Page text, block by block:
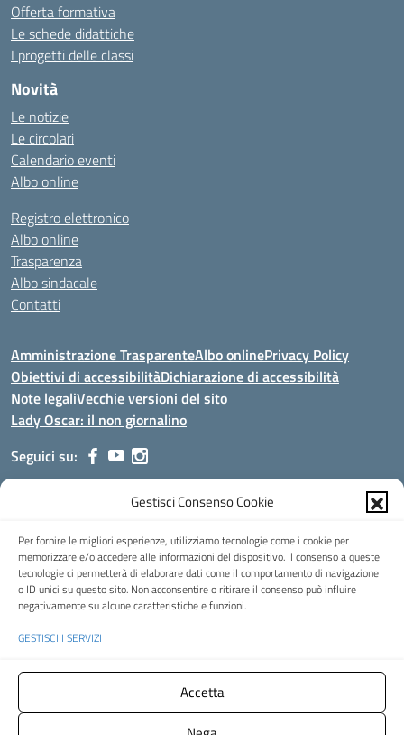
Gestisci Consenso Cookie
Per fornire le migliori esperienze, utilizziamo tecnologie come i cookie per
memorizzare e/o accedere alle informazioni del dispositivo. Il consenso a queste
tecnologie ci permetterà di elaborare dati come il comportamento di navigazione
o ID unici su questo sito. Non acconsentire o ritirare il consenso può influire
negativamente su alcune caratteristiche e funzioni.
GESTISCI I SERVIZI
Accetta
Offerta formativa
Le schede didattiche
I progetti delle classi
Novità
Le notizie
Le circolari
Calendario eventi
Albo online
Registro elettronico
Albo online
Trasparenza
Albo sindacale
Contatti
Amministrazione TrasparenteAlbo onlinePrivacy Policy
Obiettivi di accessibilitàDichiarazione di accessibilità
Note legaliVecchie versioni del sito
Lady Oscar: il non giornalino
Seguici su:
Viale Aldo Moro, 51 - 24021 Albino (Bg)
Posta elettronica certificata (PEC):bgis00900b@pec.istruzione.it
Codice fiscale: 95002390169
Codice meccanografico:BGIS00900B
Codice unico di fatturazione (CUF): UFMHLX
Spazio web concesso in uso gratuito daWeb3king, via Pertini 8 ALBINO